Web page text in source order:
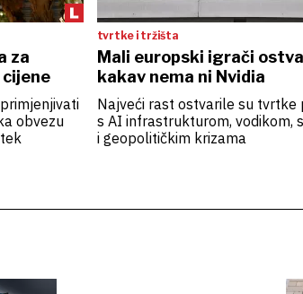
za
obvezu
tvrtke i tržišta
Mali europski igrači
kakav nema ni Nvidia
Najveći rast ostvarile su tvrtke
s AI infrastrukturom, vodikom,
i geopolitičkim krizama